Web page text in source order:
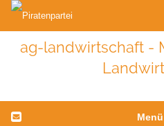
ag-landwirtschaft -